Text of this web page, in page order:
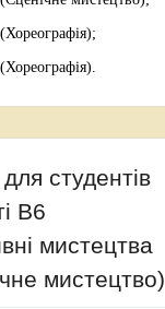
студентів
В6
мистецтва
мистецтво)